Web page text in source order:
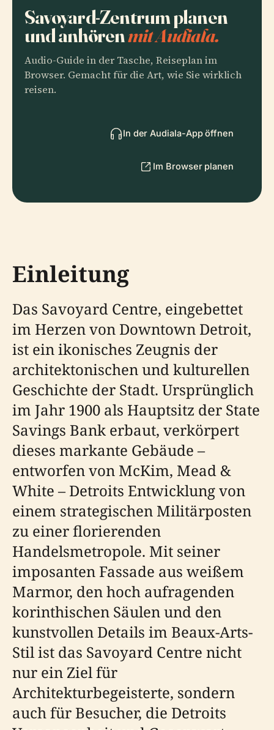
Savoyard-Zentrum planen
und anhörenmit Audiala.
Audio-Guide in der Tasche, Reiseplan im
Browser. Gemacht für die Art, wie Sie wirklich
reisen.
In der Audiala-App öffnen
Im Browser planen
Einleitung
Das Savoyard Centre, eingebettet
im Herzen von Downtown Detroit,
ist ein ikonisches Zeugnis der
architektonischen und kulturellen
Geschichte der Stadt. Ursprünglich
im Jahr 1900 als Hauptsitz der State
Savings Bank erbaut, verkörpert
dieses markante Gebäude –
entworfen von McKim, Mead &
White – Detroits Entwicklung von
einem strategischen Militärposten
zu einer florierenden
Handelsmetropole. Mit seiner
imposanten Fassade aus weißem
Marmor, den hoch aufragenden
korinthischen Säulen und den
kunstvollen Details im Beaux-Arts-
Stil ist das Savoyard Centre nicht
nur ein Ziel für
Architekturbegeisterte, sondern
auch für Besucher, die Detroits